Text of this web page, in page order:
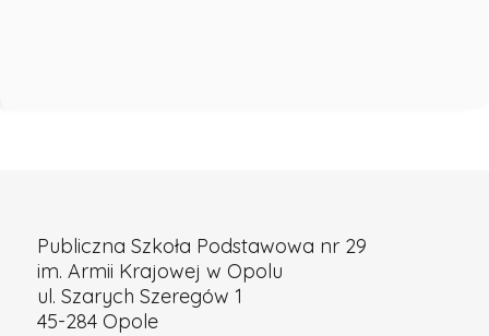
Publiczna Szkoła Podstawowa nr 29
im. Armii Krajowej w Opolu
ul. Szarych Szeregów 1
45-284 Opole